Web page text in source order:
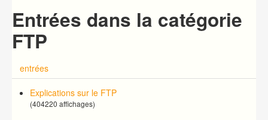
Entrées dans la catégorie
FTP
entrées
Explications sur le FTP
(404220 affichages)